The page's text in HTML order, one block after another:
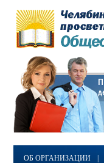
ОБ ОРГАНИЗАЦИИ